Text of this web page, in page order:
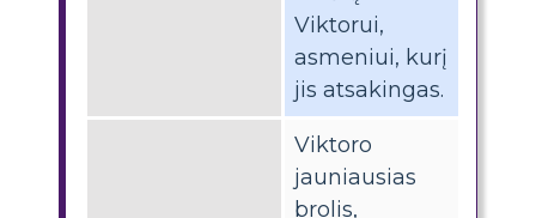
Viktorui,
asmeniui, kurį
jis atsakingas.
Viktoro
jauniausias
brolis,